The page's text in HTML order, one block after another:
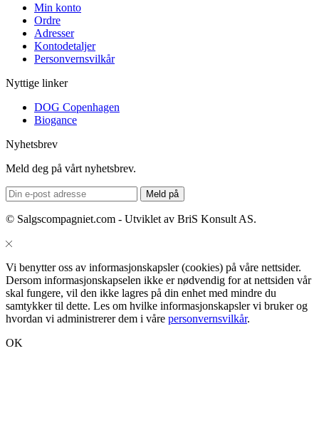
Min konto
Ordre
Adresser
Kontodetaljer
Personvernsvilkår
Nyttige linker
DOG Copenhagen
Biogance
Nyhetsbrev
Meld deg på vårt nyhetsbrev.
© Salgscompagniet.com - Utviklet av BriS Konsult AS.
Vi benytter oss av informasjonskapsler (cookies) på våre nettsider.
Dersom informasjonskapselen ikke er nødvendig for at nettsiden vår
skal fungere, vil den ikke lagres på din enhet med mindre du
samtykker til dette. Les om hvilke informasjonskapsler vi bruker og
hvordan vi administrerer dem i våre personvernsvilkår.
OK